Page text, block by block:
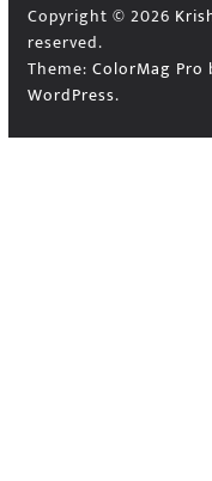
Copyright © 2026
reserved.
Theme: ColorMag Pro
WordPress.